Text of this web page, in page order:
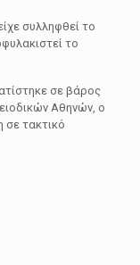
συλληφθεί το
το
σε βάρος
Αθηνών, ο
σε τακτικό